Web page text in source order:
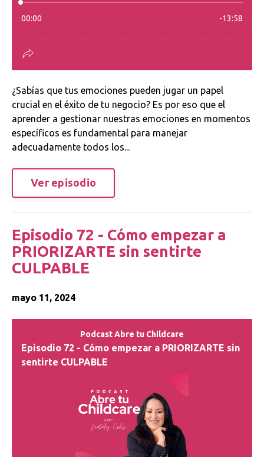
¿Sabías que tus emociones pueden jugar un papel
crucial en el éxito de tu negocio? Es por eso que el
aprender a gestionar nuestras emociones en momentos
específicos es fundamental para manejar
adecuadamente todos los...
Ver episodio
Episodio 72 - Cómo empezar a
PRIORIZARTE sin sentirte
CULPABLE
mayo 11, 2024